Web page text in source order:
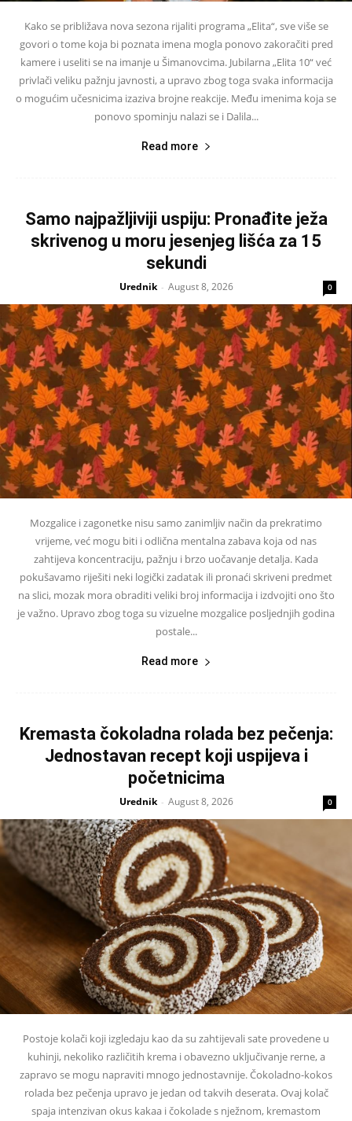
Kako se približava nova sezona rijaliti programa „Elita“, sve više se
govori o tome koja bi poznata imena mogla ponovo zakoračiti pred
kamere i useliti se na imanje u Šimanovcima. Jubilarna „Elita 10“ već
privlači veliku pažnju javnosti, a upravo zbog toga svaka informacija
o mogućim učesnicima izaziva brojne reakcije. Među imenima koja se
ponovo spominju nalazi se i Dalila...
Read more
Samo najpažljiviji uspiju: Pronađite ježa
skrivenog u moru jesenjeg lišća za 15
sekundi
Urednik - August 8, 2026 0
Mozgalice i zagonetke nisu samo zanimljiv način da prekratimo
vrijeme, već mogu biti i odlična mentalna zabava koja od nas
zahtijeva koncentraciju, pažnju i brzo uočavanje detalja. Kada
pokušavamo riješiti neki logički zadatak ili pronaći skriveni predmet
na slici, mozak mora obraditi veliki broj informacija i izdvojiti ono što
je važno. Upravo zbog toga su vizuelne mozgalice posljednjih godina
postale...
Read more
Kremasta čokoladna rolada bez pečenja:
Jednostavan recept koji uspijeva i
početnicima
Urednik - August 8, 2026 0
Postoje kolači koji izgledaju kao da su zahtijevali sate provedene u
kuhinji, nekoliko različitih krema i obavezno uključivanje rerne, a
zapravo se mogu napraviti mnogo jednostavnije. Čokoladno-kokos
rolada bez pečenja upravo je jedan od takvih deserata. Ovaj kolač
spaja intenzivan okus kakaa i čokolade s nježnom, kremastom